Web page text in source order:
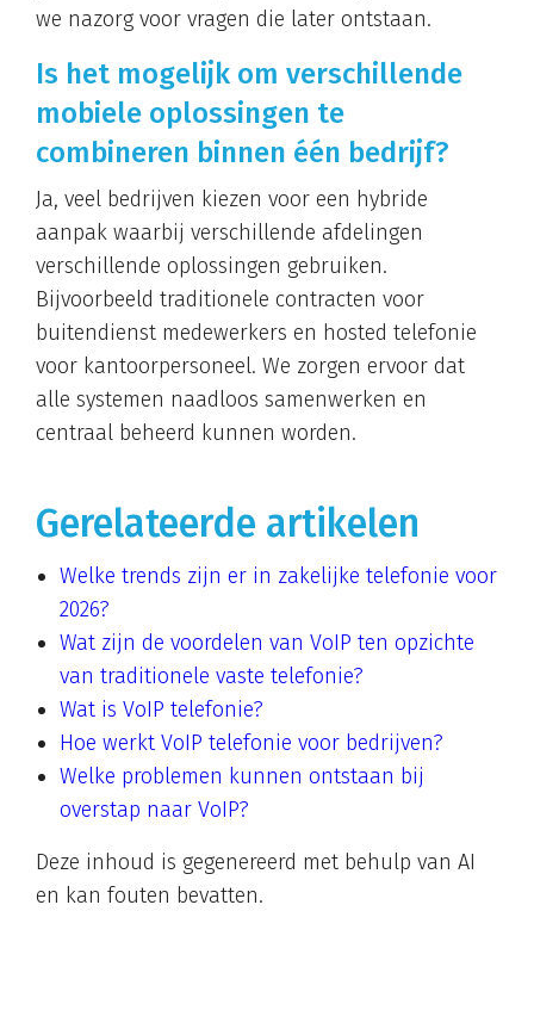
we nazorg voor vragen die later ontstaan.
Is het mogelijk om verschillende
mobiele oplossingen te
combineren binnen één bedrijf?
Ja, veel bedrijven kiezen voor een hybride
aanpak waarbij verschillende afdelingen
verschillende oplossingen gebruiken.
Bijvoorbeeld traditionele contracten voor
buitendienst medewerkers en hosted telefonie
voor kantoorpersoneel. We zorgen ervoor dat
alle systemen naadloos samenwerken en
centraal beheerd kunnen worden.
Gerelateerde artikelen
Welke trends zijn er in zakelijke telefonie voor
2026?
Wat zijn de voordelen van VoIP ten opzichte
van traditionele vaste telefonie?
Wat is VoIP telefonie?
Hoe werkt VoIP telefonie voor bedrijven?
Welke problemen kunnen ontstaan bij
overstap naar VoIP?
Deze inhoud is gegenereerd met behulp van AI
en kan fouten bevatten.